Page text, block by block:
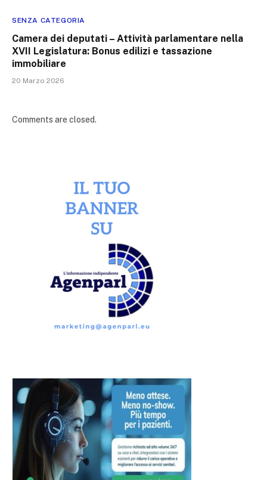
SENZA CATEGORIA
Camera dei deputati – Attività parlamentare nella
XVII Legislatura: Bonus edilizi e tassazione
immobiliare
20 Marzo 2026
Comments are closed.